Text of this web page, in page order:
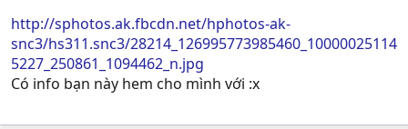
http://sphotos.ak.fbcdn.net/hphotos-ak-
snc3/hs311.snc3/28214_126995773985460_10000025114
5227_250861_1094462_n.jpg
Có info bạn này hem cho mình với :x